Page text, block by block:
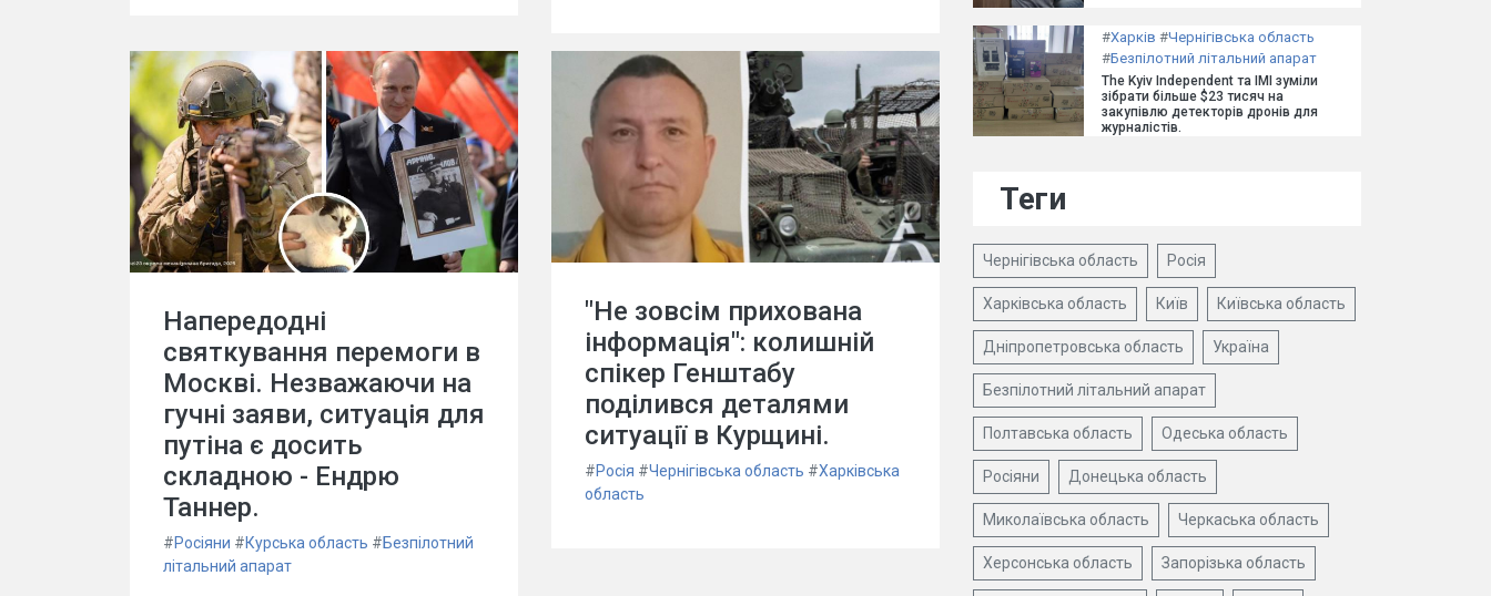
Напередодні
святкування перемоги в
Москві. Незважаючи на
гучні заяви, ситуація для
путіна є досить
складною - Ендрю
Таннер.
#Росіяни #Курська область #Безпілотний
літальний апарат
"Не зовсім прихована
інформація": колишній
спікер Генштабу
поділився деталями
ситуації в Курщині.
#Росія #Чернігівська область #Харківська
область
#Харків #Чернігівська область
#Безпілотний літальний апарат
The Kyiv Independent та ІМІ зуміли
зібрати більше $23 тисяч на
закупівлю детекторів дронів для
журналістів.
Теги
Чернігівська область Росія
Харківська область Київ Київська область
Дніпропетровська область Україна
Безпілотний літальний апарат
Полтавська область Одеська область
Росіяни Донецька область
Миколаївська область Черкаська область
Херсонська область Запорізька область